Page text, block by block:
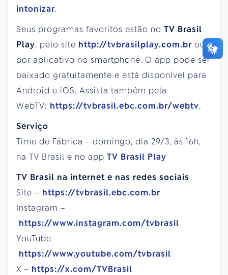
intonizar.
Seus programas favoritos estão no TV Brasil
Play, pelo site http://tvbrasilplay.com.br ou
por aplicativo no smartphone. O app pode ser
baixado gratuitamente e está disponível para
Android e iOS. Assista também pela
WebTV: https://tvbrasil.ebc.com.br/webtv.
Serviço
Time de Fábrica - domingo, dia 29/3, às 16h,
na TV Brasil e no app TV Brasil Play
TV Brasil na internet e nas redes sociais
Site – https://tvbrasil.ebc.com.br
Instagram –
https://www.instagram.com/tvbrasil
YouTube –
https://www.youtube.com/tvbrasil
X – https://x.com/TVBrasil